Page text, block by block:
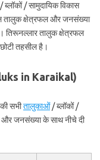
/ सामुदायिक विकास
तालुक क्षेत्रफल और जनसंख्या
तिरूनल्लार तालुक क्षेत्रफल
तहसील है।
in Karaikal)
सभीतालुकाओं/ ब्लॉकों /
और जनसंख्या के साथ नीचे दी